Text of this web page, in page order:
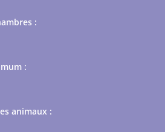
:
:
animaux :